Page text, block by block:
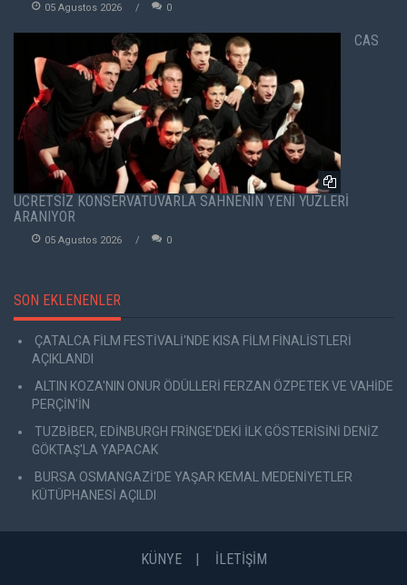
05 Agustos 2026 0
CAS
ÜCRETSİZ KONSERVATUVARLA SAHNENİN YENİ YÜZLERİ
ARANIYOR
05 Agustos 2026 0
SON EKLENENLER
ÇATALCA FİLM FESTİVALİ'NDE KISA FİLM FİNALİSTLERİ
AÇIKLANDI
ALTIN KOZA'NIN ONUR ÖDÜLLERİ FERZAN ÖZPETEK VE VAHİDE
PERÇİN'İN
TUZBİBER, EDİNBURGH FRİNGE'DEKİ İLK GÖSTERİSİNİ DENİZ
GÖKTAŞ'LA YAPACAK
BURSA OSMANGAZİ'DE YAŞAR KEMAL MEDENİYETLER
KÜTÜPHANESİ AÇILDI
KÜNYE İLETİŞİM